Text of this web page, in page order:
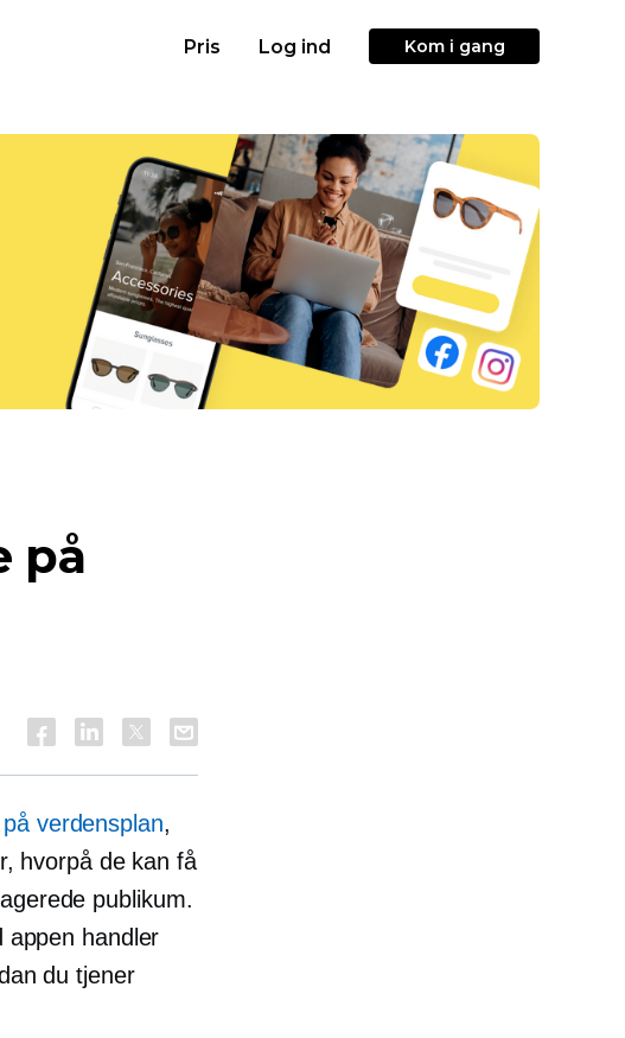
Pris Log ind Kom i gang
på
verdensplan,
hvorpå de kan få
publikum.
handler
du tjener